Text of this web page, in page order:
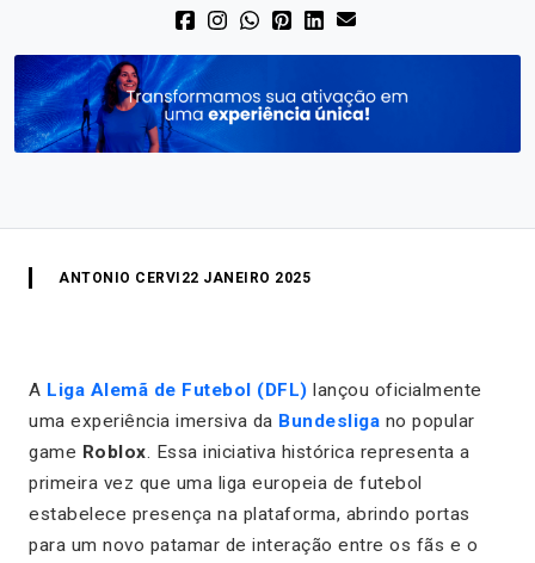
ANTONIO CERVI 22 JANEIRO 2025
A Liga Alemã de Futebol (DFL) lançou oficialmente
uma experiência imersiva da Bundesliga no popular
game Roblox. Essa iniciativa histórica representa a
primeira vez que uma liga europeia de futebol
estabelece presença na plataforma, abrindo portas
para um novo patamar de interação entre os fãs e o